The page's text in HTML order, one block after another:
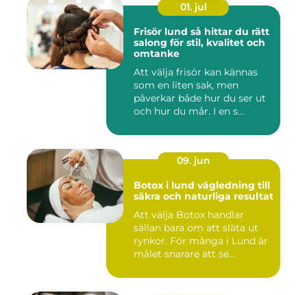
01. jul
Frisör lund så hittar du rätt
salong för stil, kvalitet och
omtanke
Att välja frisör kan kännas
som en liten sak, men
påverkar både hur du ser ut
och hur du mår. I en s...
09. jun
Botox i lund vägledning till
säkra och naturliga resultat
Att välja Botox handlar
sällan bara om att släta ut
rynkor. För många i Lund är
målet snarare att se...